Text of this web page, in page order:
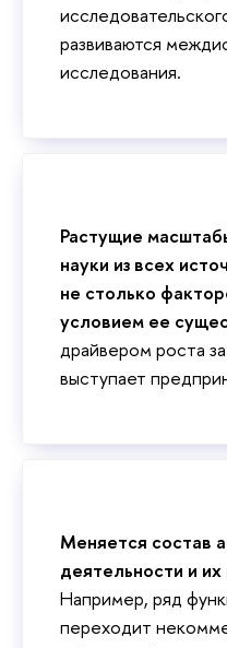
развиваются
исследования.
Растущие
науки из всех
не столько
условием ее
драйвером роста
выступает
Меняется состав
деятельности и
Например, ряд
переходит